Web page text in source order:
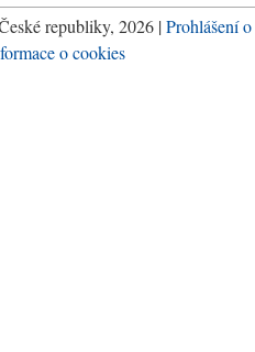
republiky, 2026 |Prohlášení o
o cookies